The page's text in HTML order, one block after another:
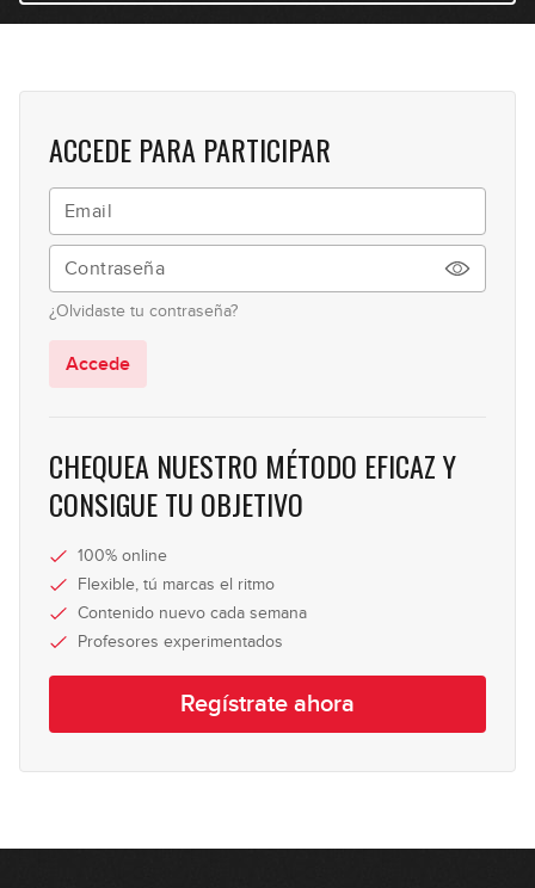
ACCEDE PARA PARTICIPAR
¿Olvidaste tu contraseña?
Accede
CHEQUEA NUESTRO MÉTODO EFICAZ Y
CONSIGUE TU OBJETIVO
100% online
Flexible, tú marcas el ritmo
Contenido nuevo cada semana
Profesores experimentados
Regístrate ahora